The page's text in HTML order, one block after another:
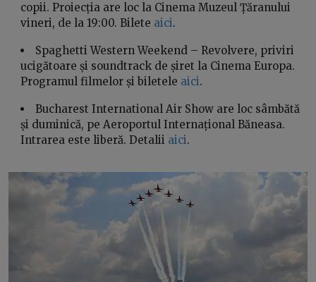
copii. Proiecția are loc la Cinema Muzeul Țăranului
vineri, de la 19:00. Bilete aici.
Spaghetti Western Weekend – Revolvere, priviri
ucigătoare și soundtrack de șiret la Cinema Europa.
Programul filmelor și biletele aici.
Bucharest International Air Show are loc sâmbătă
și duminică, pe Aeroportul Internațional Băneasa.
Intrarea este liberă. Detalii aici.